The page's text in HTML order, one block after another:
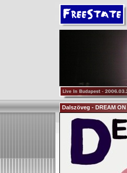
Dalszöveg - DREAM ON